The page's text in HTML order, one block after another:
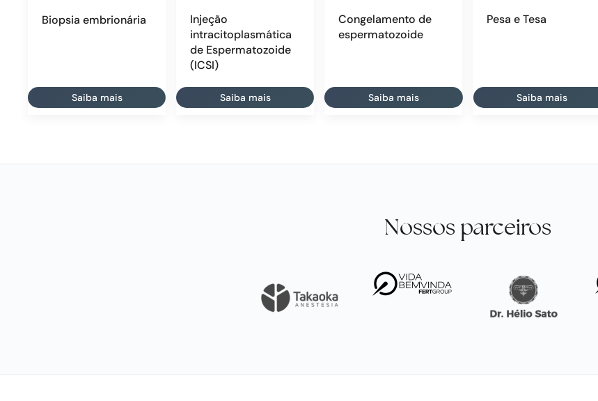
Biopsia embrionária
Saiba mais
Injeção
intracitoplasmática
de Espermatozoide
(ICSI)
Saiba mais
Congelamento de
espermatozoide
Saiba mais
Pesa e Tesa
Saiba mais
Nossos parceiros